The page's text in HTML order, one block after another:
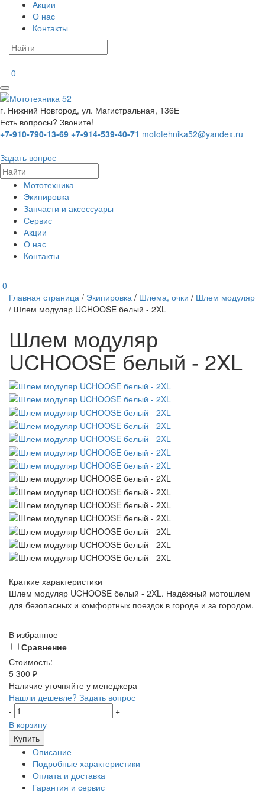
Акции
О нас
Контакты
0
г. Нижний Новгород, ул. Магистральная, 136Е
Есть вопросы? Звоните!
+7-910-790-13-69 +7-914-539-40-71 mototehnika52@yandex.ru
Задать вопрос
Мототехника
Экипировка
Запчасти и аксессуары
Сервис
Акции
О нас
Контакты
0
Главная страница / Экипировка / Шлема, очки / Шлем модуляр
/ Шлем модуляр UCHOOSE белый - 2XL
Шлем модуляр
UCHOOSE белый - 2XL
Краткие характеристики
Шлем модуляр UCHOOSE белый - 2XL. Надёжный мотошлем
для безопасных и комфортных поездок в городе и за городом.
В избранное
Сравнение
Стоимость:
5 300 ₽
Наличие уточняйте у менеджера
Нашли дешевле? Задать вопрос
-
+
В корзину
Купить
Описание
Подробные характеристики
Оплата и доставка
Гарантия и сервис